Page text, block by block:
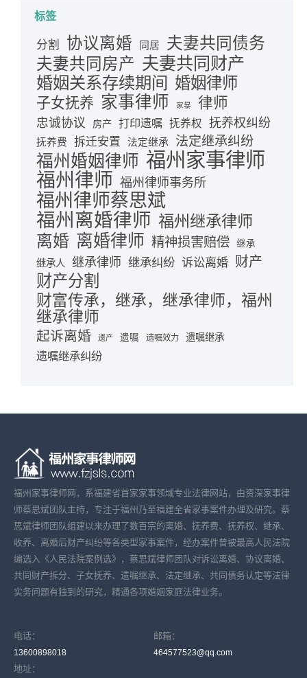
标签
分割 协议离婚 同居 夫妻共同债务
夫妻共同房产 夫妻共同财产
婚姻关系存续期间 婚姻律师
子女抚养 家事律师 家暴 律师
忠诚协议 房产 打印遗嘱 抚养权 抚养权纠纷
抚养费 拆迁安置 法定继承 法定继承纠纷
福州婚姻律师 福州家事律师
福州律师 福州律师事务所
福州律师蔡思斌
福州离婚律师 福州继承律师
离婚 离婚律师 精神损害赔偿 继承
继承人 继承律师 继承纠纷 诉讼离婚 财产
财产分割
财富传承，继承，继承律师，福州
继承律师
起诉离婚 遗产 遗嘱 遗嘱效力 遗嘱继承
遗嘱继承纠纷
福州家事律师网，系福建省首家家事领域专业法律网站，由资深家事律
师蔡思斌团队主持，专注于福州乃至福建全省家事案件办理及研究。蔡
思斌律师团队组建以来办理了数百宗的离婚、抚养费、抚养权、继承、
收养、离婚后财产纠纷等各类型家事案件，经办案件曾被最高人民法院
编选入《人民法院案例选》，蔡思斌律师团队对诉讼离婚、协议离婚、
共同财产拆分、子女抚养、遗嘱继承、法定继承、共同债务认定等法律
实务问题有独到的研究，精通各项婚姻家庭法律业务。
电话：
13600898018
邮箱：
464577523@qq.com
地址：